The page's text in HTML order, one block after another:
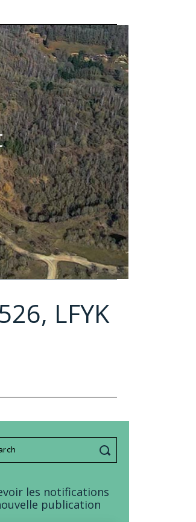
LFYK
les notifications
publication